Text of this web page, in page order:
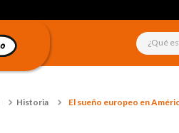
¿Qué
Historia El sueño europeo en